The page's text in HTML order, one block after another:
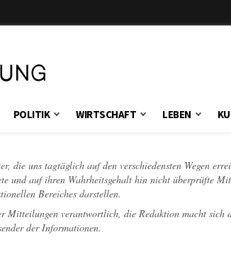
POLITIK WIRTSCHAFT LEBEN
die uns tagtäglich auf den verschiedensten Wegen
und auf ihren Wahrheitsgehalt hin nicht überprüfte
Bereiches darstellen.
verantwortlich, die Redaktion macht sich
der Informationen.